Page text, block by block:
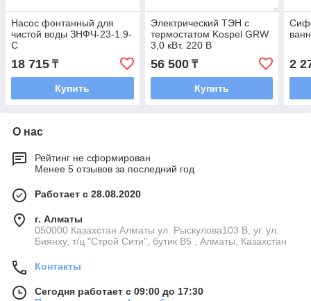
Насос фонтанный для
чистой воды ЗНФЧ-23-1.9-
С
18 715 ₸
Купить
Электрический ТЭН с
термостатом Kospel GRW
3,0 кВт. 220 В
56 500₸
Купить
2
О нас
Рейтинг не сформирован
Менее 5 отзывов за последний год
Работает с 28.08.2020
г. Алматы
050000 Казахстан Алматы ул. Рыскулова103 В, уг. ул.
Биянху, т/ц "Строй Сити", бутик В5 , Алматы, Казахстан
Контакты
Сегодня работает с 09:00 до 17:30